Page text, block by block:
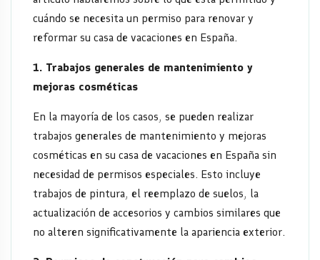
permiso?
cuándo se necesita un permiso para renovar y
reformar su casa de vacaciones en España.
1. Trabajos generales de mantenimiento y
mejoras cosméticas
En la mayoría de los casos, se pueden realizar
trabajos generales de mantenimiento y mejoras
cosméticas en su casa de vacaciones en España sin
necesidad de permisos especiales. Esto incluye
trabajos de pintura, el reemplazo de suelos, la
actualización de accesorios y cambios similares que
no alteren significativamente la apariencia exterior.